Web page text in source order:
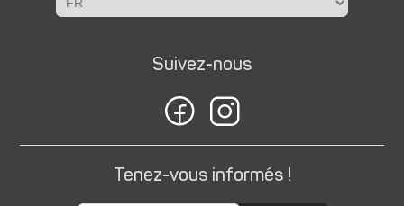
Suivez-nous
Tenez-vous informés !